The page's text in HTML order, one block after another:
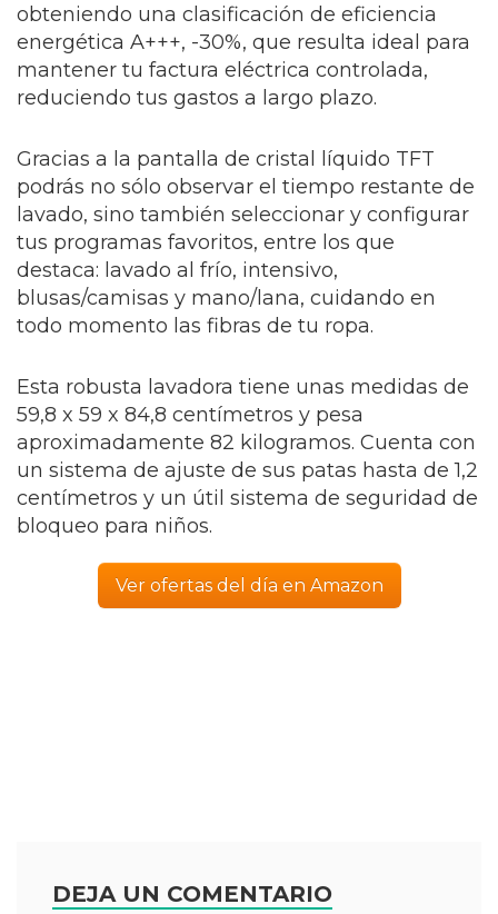
obteniendo una clasificación de eficiencia
energética A+++, -30%, que resulta ideal para
mantener tu factura eléctrica controlada,
reduciendo tus gastos a largo plazo.
Gracias a la pantalla de cristal líquido TFT
podrás no sólo observar el tiempo restante de
lavado, sino también seleccionar y configurar
tus programas favoritos, entre los que
destaca: lavado al frío, intensivo,
blusas/camisas y mano/lana, cuidando en
todo momento las fibras de tu ropa.
Esta robusta lavadora tiene unas medidas de
59,8 x 59 x 84,8 centímetros y pesa
aproximadamente 82 kilogramos. Cuenta con
un sistema de ajuste de sus patas hasta de 1,2
centímetros y un útil sistema de seguridad de
bloqueo para niños.
Ver ofertas del día en Amazon
DEJA UN COMENTARIO